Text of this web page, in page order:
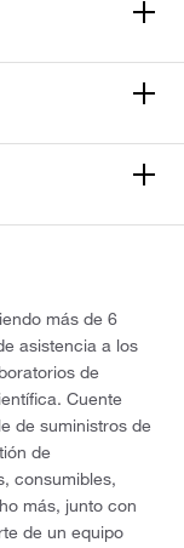
más de 6
asistencia a los
de
Cuente
de suministros de
de
consumibles,
más, junto con
de un equipo